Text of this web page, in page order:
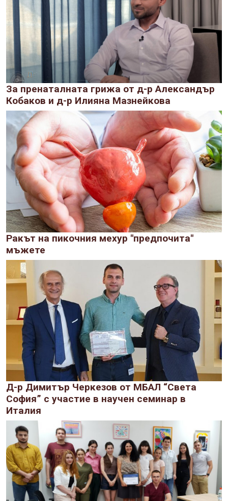
За пренаталната грижа от д-р Александър
Кобаков и д-р Илияна Мазнейкова
Ракът на пикочния мехур "предпочита"
мъжете
Д-р Димитър Черкезов от МБАЛ “Света
София” с участие в научен семинар в
Италия